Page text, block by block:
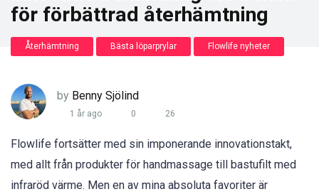
för förbättrad återhämtning
Återhämtning Bästa löparprylar Flowlife nyheter
by Benny Sjölind
1 år ago 0 26
Flowlife fortsätter med sin imponerande innovationstakt,
med allt från produkter för handmassage till bastufilt med
infraröd värme. Men en av mina absoluta favoriter är